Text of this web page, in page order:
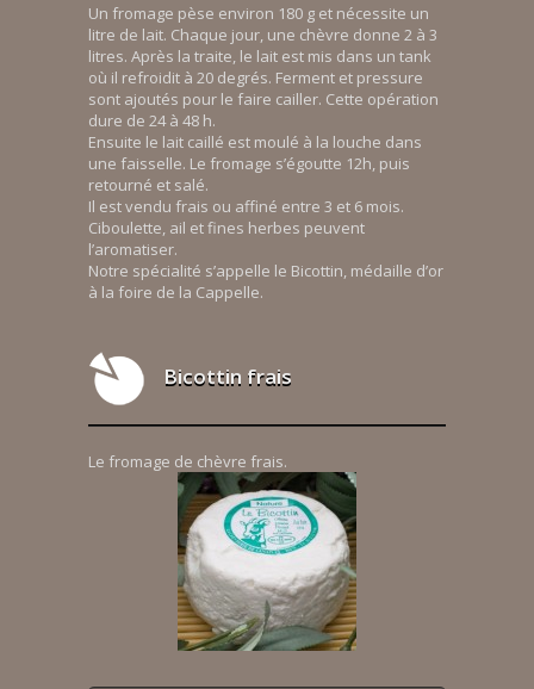
Un fromage pèse environ 180 g et nécessite un
litre de lait. Chaque jour, une chèvre donne 2 à 3
litres. Après la traite, le lait est mis dans un tank
où il refroidit à 20 degrés. Ferment et pressure
sont ajoutés pour le faire cailler. Cette opération
dure de 24 à 48 h.
Ensuite le lait caillé est moulé à la louche dans
une faisselle. Le fromage s’égoutte 12h, puis
retourné et salé.
Il est vendu frais ou affiné entre 3 et 6 mois.
Ciboulette, ail et fines herbes peuvent
l’aromatiser.
Notre spécialité s’appelle le Bicottin, médaille d’or
à la foire de la Cappelle.
Bicottin frais
Le fromage de chèvre frais.